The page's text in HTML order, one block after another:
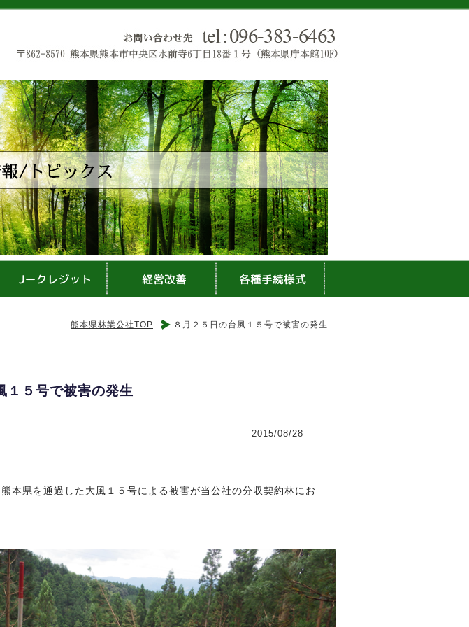
熊本県林業公社TOP ８月２５日の台風１５号で被害の発生
１５号で被害の発生
2015/08/28
本県を通過した大風１５号による被害が当公社の分収契約林にお